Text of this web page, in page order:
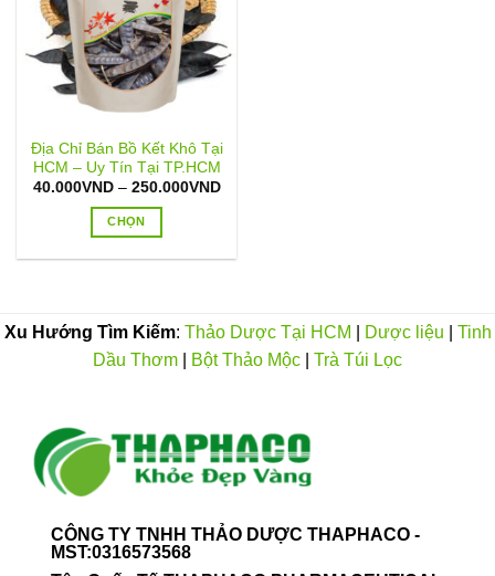
Địa Chỉ Bán Bồ Kết Khô Tại
HCM – Uy Tín Tại TP.HCM
40.000VND – 250.000VNDKhoảng
250.000VND
CHỌN
nhiều
biến
tùy
chọn
có
được
chọn
trên
Xu Hướng Tìm Kiếm: Thảo Dược Tại HCM Dược liệu
Tinh
Dầu Thơm
Bột Thảo Mộc Trà Túi Lọc
CÔNG TY TNHH THẢO DƯỢC THAPHACO -
MST:0316573568